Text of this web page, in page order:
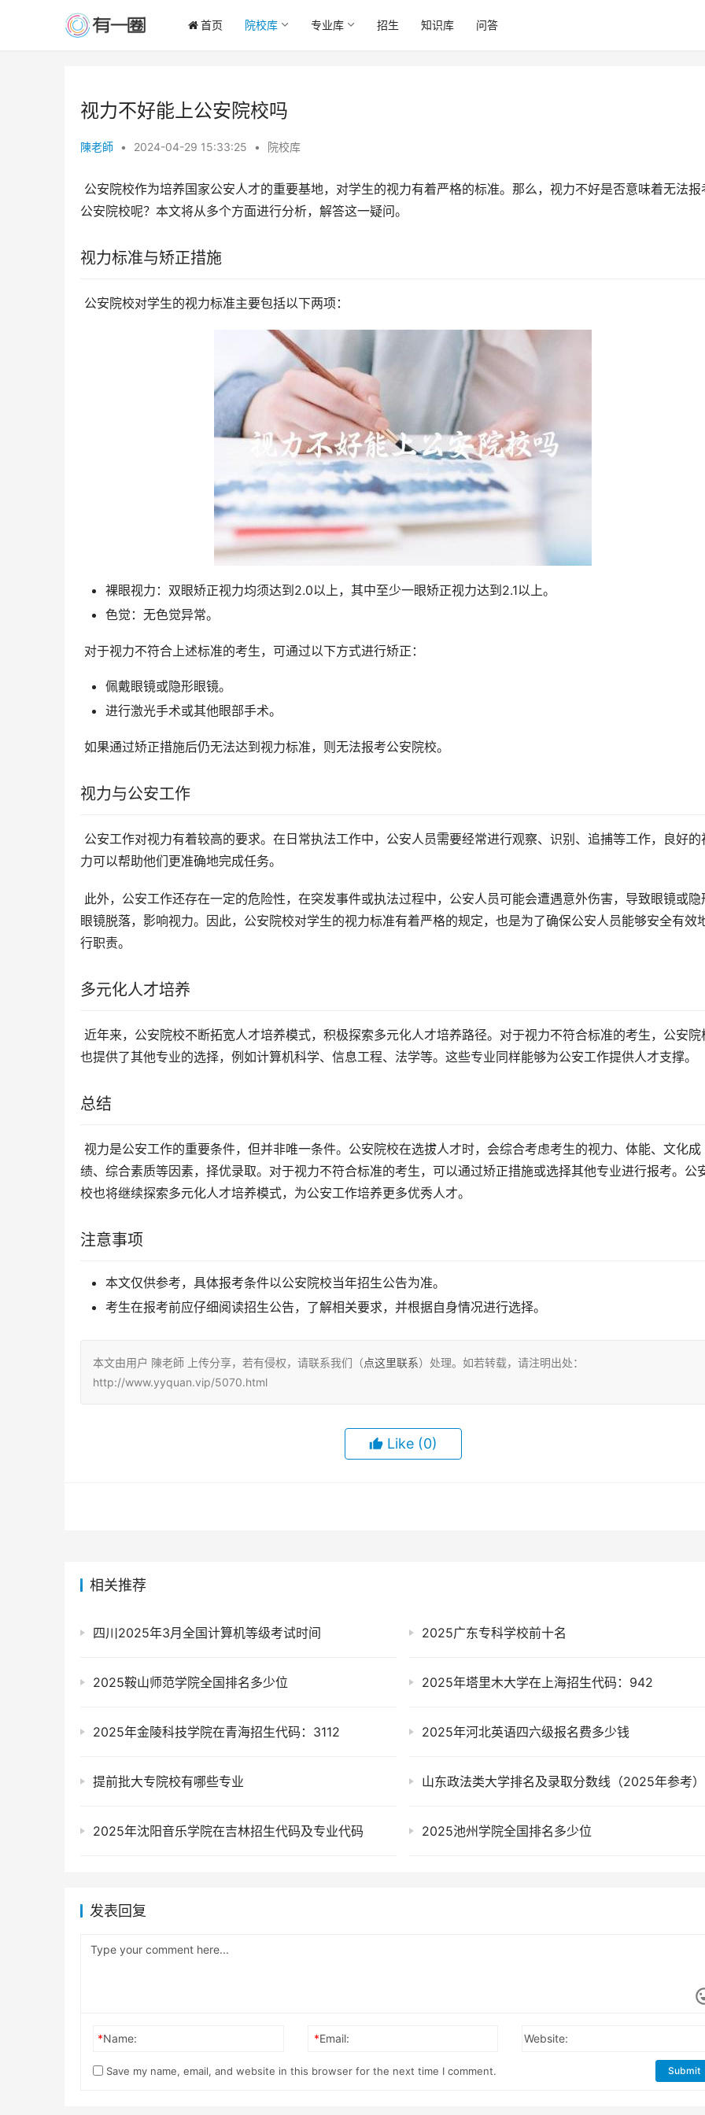
首页 院校库 专业库 招生 知识库 问答
视力不好能上公安院校吗
陳老師 • 2024-04-29 15:33:25 • 院校库
公安院校呢？本文将从多个方面进行分析，解答这一疑问。
视力标准与矫正措施
公安院校对学生的视力标准主要包括以下两项：
裸眼视力：双眼矫正视力均须达到2.0以上，其中至少一眼矫正视力达到2.1以上。
色觉：无色觉异常。
对于视力不符合上述标准的考生，可通过以下方式进行矫正：
佩戴眼镜或隐形眼镜。
进行激光手术或其他眼部手术。
如果通过矫正措施后仍无法达到视力标准，则无法报考公安院校。
视力与公安工作
力可以帮助他们更准确地完成任务。
眼镜脱落，影响视力。因此，公安院校对学生的视力标准有着严格的规定，也是为了确保公安人员能够安全有效
行职责。
多元化人才培养
也提供了其他专业的选择，例如计算机科学、信息工程、法学等。这些专业同样能够为公安工作提供人才支撑。
总结
绩、综合素质等因素，择优录取。对于视力不符合标准的考生，可以通过矫正措施或选择其他专业进行报考。公
校也将继续探索多元化人才培养模式，为公安工作培养更多优秀人才。
注意事项
本文仅供参考，具体报考条件以公安院校当年招生公告为准。
考生在报考前应仔细阅读招生公告，了解相关要求，并根据自身情况进行选择。
本文由用户 陳老師 上传分享，若有侵权，请联系我们（点这里联系）处理。如若转载，请注明出处：
http://www.yyquan.vip/5070.html
Like (0)
相关推荐
四川2025年3月全国计算机等级考试时间 2025广东专科学校前十名
2025鞍山师范学院全国排名多少位 2025年塔里木大学在上海招生代码：942
2025年金陵科技学院在青海招生代码：3112 2025年河北英语四六级报名费多少钱
提前批大专院校有哪些专业 山东政法类大学排名及录取分数线（2025年参考）
2025年沈阳音乐学院在吉林招生代码及专业代码 2025池州学院全国排名多少位
发表回复
*Name: *Email: Website:
Save my name, email, and website in this browser for the next time I comment. Submit